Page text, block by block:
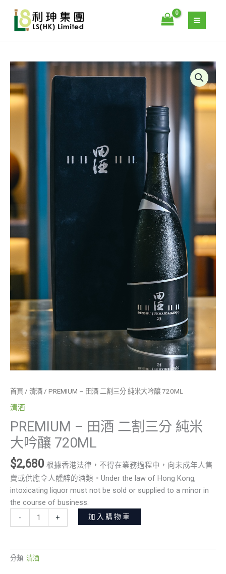
首頁 / 清酒 / PREMIUM – 田酒 二割三分 純米大吟釀 720ML
清酒
PREMIUM – 田酒 二割三分 純米
大吟釀 720ML
$2,680 根據香港法律，不得在業務過程中，向未成年人售
賣或供應令人醺醉的酒類。Under the law of Hong Kong,
intoxicating liquor must not be sold or supplied to a minor in
the course of business.
-
PREMIUM
田
酒
分
純
米
大
吟
720ML
數
量
+ 加入購物車
分類: 清酒
割
米
吟
釀
720ML